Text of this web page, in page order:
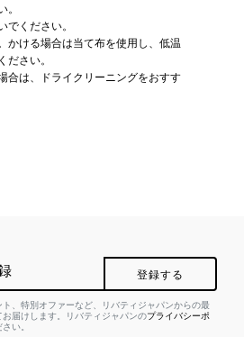
でください。
かける場合は当て布を使用し、低温
さい。
合は、ドライクリーニングをおすす
登録する
、特別オファーなど、リバティジャパンからの最
届けします。リバティジャパンのプライバシーポ
い。